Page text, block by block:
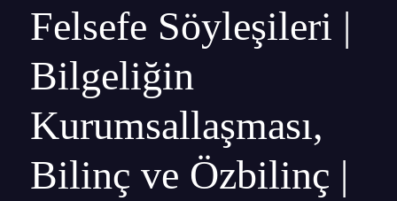
Felsefe Söyleşileri |
Bilgeliğin
Kurumsallaşması,
Bilinç ve Özbilinç |